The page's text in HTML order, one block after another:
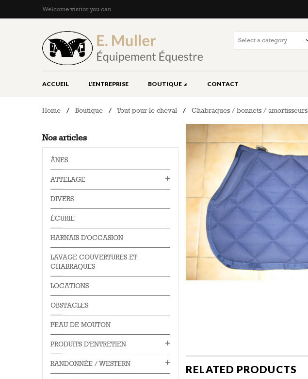
Welcome visitor you can
ACCUEIL L’ENTREPRISE BOUTIQUE CONTACT
Home / Boutique / Tout pour le cheval / Chabraques / bonnets / amortisseurs
RELATED PRODUCTS
Nos articles
ÂNES
ATTELAGE
DIVERS
ÉCURIE
HARNAIS D'OCCASION
LAVAGE COUVERTURES ET
CHABRAQUES
LOCATIONS
OBSTACLES
PEAU DE MOUTON
PRODUITS D'ENTRETIEN
RANDONNÉE / WESTERN